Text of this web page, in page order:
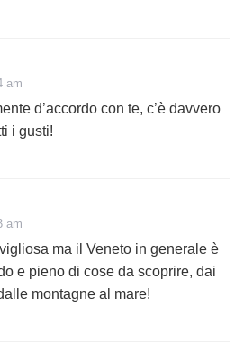
am
d’accordo con te, c’è davvero
i gusti!
am
ma il Veneto in generale è
e pieno di cose da scoprire, dai
montagne al mare!